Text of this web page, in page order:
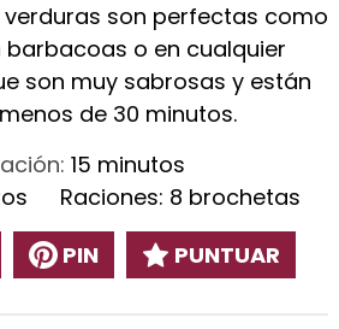
son perfectas como
barbacoas o en cualquier
son muy sabrosas y están
de 30 minutos.
15minutos
minutos
Raciones: 8 brochetas
PIN PUNTUAR